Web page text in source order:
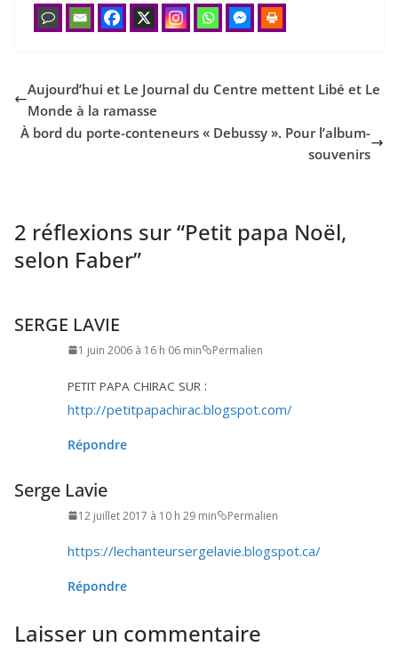
Aujourd’hui et Le Journal du Centre mettent Libé et Le
Monde à la ramasse
À bord du porte-conteneurs « Debussy ». Pour l’album-
souvenirs
2 réflexions sur “Petit papa Noël,
selon Faber”
SERGE LAVIE
1 juin 2006 à 16 h 06 min Permalien
PETIT PAPA CHIRAC SUR :
http://​petit​pa​pa​chi​rac​.blog​spot​.com/
Répondre
Serge Lavie
12 juillet 2017 à 10 h 29 min Permalien
https://​lechan​teur​ser​ge​la​vie​.blog​spot​.ca/
Répondre
Laisser un commentaire